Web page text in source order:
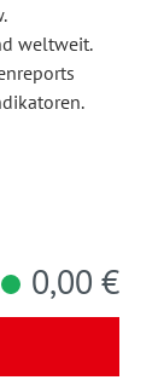
weltweit.
0,00 €